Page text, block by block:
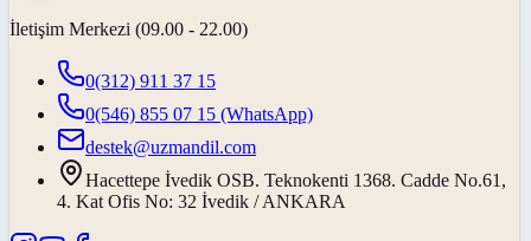
İletişim Merkezi (09.00 - 22.00)
0(312) 911 37 15
0(546) 855 07 15 (WhatsApp)
destek@uzmandil.com
Hacettepe İvedik OSB. Teknokenti 1368. Cadde No.61,
4. Kat Ofis No: 32 İvedik / ANKARA